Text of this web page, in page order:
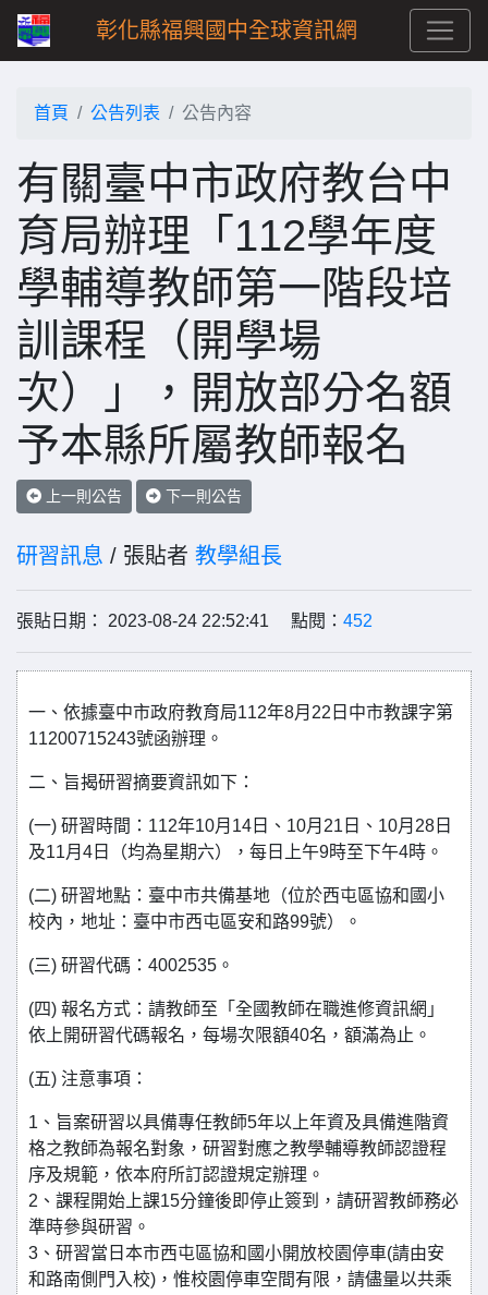
彰化縣福興國中全球資訊網
首頁 公告列表 公告內容
有關臺中市政府教台中
育局辦理「112學年度
學輔導教師第一階段培
訓課程（開學場
次）」，開放部分名額
予本縣所屬教師報名
上一則公告 下一則公告
研習訊息 / 張貼者 教學組長
張貼日期： 2023-08-24 22:52:41 點閱： 452
一、依據臺中市政府教育局112年8月22日中市教課字第
11200715243號函辦理。
二、旨揭研習摘要資訊如下：
(一) 研習時間：112年10月14日、10月21日、10月28日
及11月4日（均為星期六），每日上午9時至下午4時。
(二) 研習地點：臺中市共備基地（位於西屯區協和國小
校內，地址：臺中市西屯區安和路99號）。
(三) 研習代碼：4002535。
(四) 報名方式：請教師至「全國教師在職進修資訊網」
依上開研習代碼報名，每場次限額40名，額滿為止。
(五) 注意事項：
1、旨案研習以具備專任教師5年以上年資及具備進階資
格之教師為報名對象，研習對應之教學輔導教師認證程
序及規範，依本府所訂認證規定辦理。
2、課程開始上課15分鐘後即停止簽到，請研習教師務必
準時參與研習。
3、研習當日本市西屯區協和國小開放校園停車(請由安
和路南側門入校)，惟校園停車空間有限，請儘量以共乘